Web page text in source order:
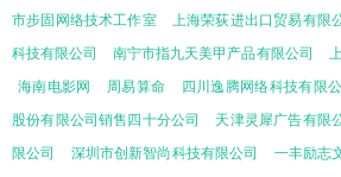
市步固网络技术工作室
上海荣荻进出口贸易有限
科技有限公司
南宁市指九天美甲产品有限公司
海南电影网
周易算命 四川逸腾网络科技有限
股份有限公司销售四十分公司
天津灵犀广告有限
限公司
深圳市创新智尚科技有限公司 一丰励志